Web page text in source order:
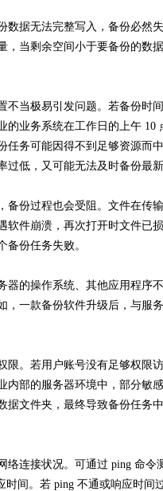
数据无法完整写入，备份必然
，当剩余空间小于要备份的数
不当极易引发问题。若备份时
的业务系统在工作日的上午 10
任务可能因得不到足够资源而
过低，又可能无法及时备份最
备份过程也会受阻。文件在传
软件崩溃，再次打开时文件已
备份任务失败。
器的操作系统、其他应用程序
，一款备份软件升级后，与服
限。若用户账号没有足够权限
内部的服务器环境中，部分敏
据文件夹，最终导致备份任务
络连接状况。可通过 ping 命令
时间。若 ping 不通或响应时